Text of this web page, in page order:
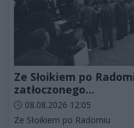
Ze Słoikiem po
zatłoczonego...
Data dodania artykułu:
08.08.2026 12:05
Kategorie artykułu:
Ze Słoikiem po Radomiu